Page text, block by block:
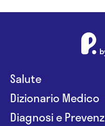
Salute
Dizionario Medico
Diagnosi e